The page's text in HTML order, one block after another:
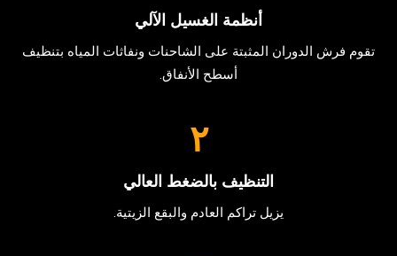
أنظمة الغسيل الآلي
تقوم فرش الدوران المثبتة على الشاحنات ونفاثات المياه بتنظيف
أسطح الأنفاق.
٢
التنظيف بالضغط العالي
يزيل تراكم العادم والبقع الزيتية.